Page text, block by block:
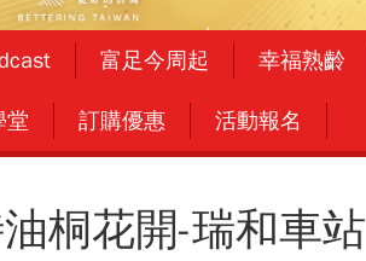
富足今周起 幸福熟齡
堂 訂購優惠 活動報名
桐花開-瑞和車站